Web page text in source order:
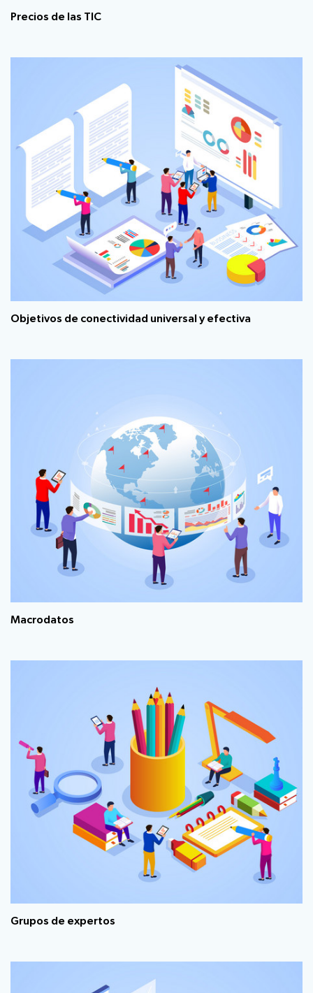
Precios de las TIC
Objetivos de conectividad universal y efectiva
Macrodatos
Grupos de expertos